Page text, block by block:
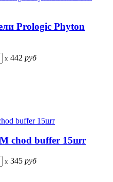
Prologic Phyton
x 442 руб
chod buffer 15шт
x 345 руб